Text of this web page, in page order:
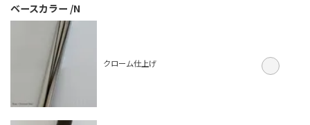
ベースカラー N
クローム仕上げ